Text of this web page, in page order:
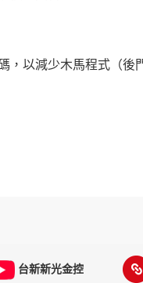
以減少木馬程式（
台新新光金控